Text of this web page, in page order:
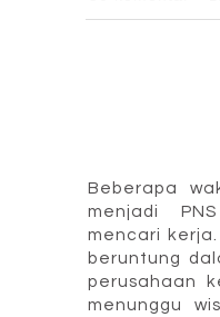
Beberapa
menjadi PNS
mencari
beruntung
perusahaan
menunggu